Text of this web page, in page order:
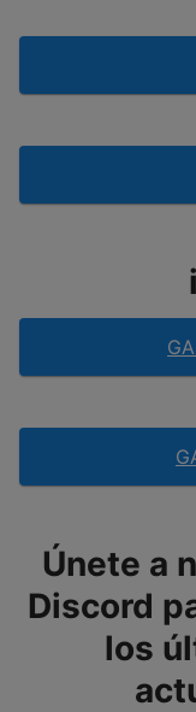
Únete a
Discord
los